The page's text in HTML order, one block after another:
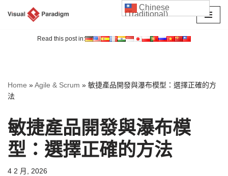
Read this post in:
Home »Agile & Scrum » 敏捷產品開發與瀑布模型：選擇正確的方
法
敏捷產品開發與瀑布模
型：選擇正確的方法
4 2 月, 2026
Chinese
(Traditional)